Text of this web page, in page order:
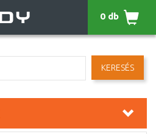
KERESÉS
0 db